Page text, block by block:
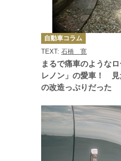
まるで痛車のような
レノン」の愛車！ 見
の改造っぷりだった
TEXT: 石橋 寛
カ
テ
ゴ
リ
ー
自動車コラム